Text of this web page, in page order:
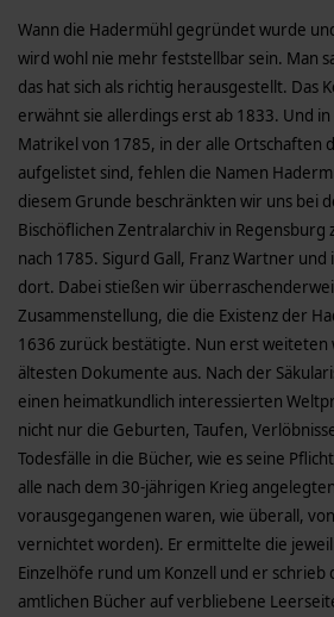
Wann die Hadermühl gegründet wurde
wird wohl nie mehr feststellbar sein. Man
das hat sich als richtig herausgestellt. Das
erwähnt sie allerdings erst ab 1833. Und
Matrikel von 1785, in der alle Ortschaften
aufgelistet sind, fehlen die Namen
diesem Grunde beschränkten wir uns bei
Bischöflichen Zentralarchiv in Regensburg
nach 1785. Sigurd Gall, Franz Wartner und
dort. Dabei stießen wir
Zusammenstellung, die die Existenz der
1636 zurück bestätigte. Nun erst weiteten
ältesten Dokumente aus. Nach der
einen heimatkundlich interessierten
nicht nur die Geburten, Taufen,
Todesfälle in die Bücher, wie es seine
alle nach dem 30-jährigen Krieg
vorausgegangenen waren, wie überall,
vernichtet worden). Er ermittelte die
Einzelhöfe rund um Konzell und er schrieb
amtlichen Bücher auf verbliebene